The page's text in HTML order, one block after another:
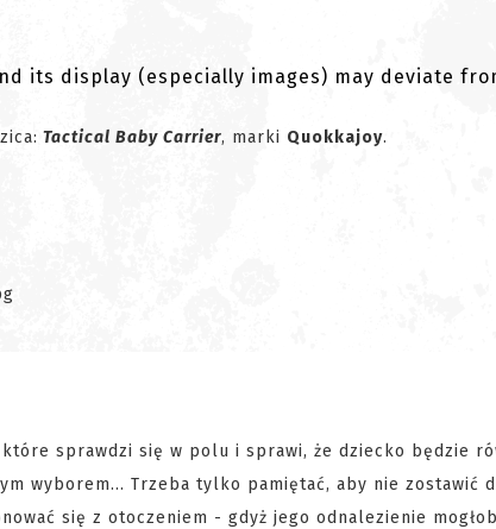
its display (especially images) may deviate
Tactical Baby Carrier, marki Quokkajoy.
sprawdzi się w polu i sprawi, że dziecko będzie
wyborem... Trzeba tylko pamiętać, aby nie zostawić
się z otoczeniem - gdyż jego odnalezienie